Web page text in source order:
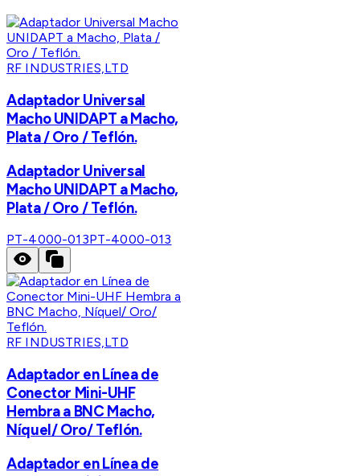
RF INDUSTRIES,LTD
Adaptador Universal
Macho UNIDAPT a Macho,
Plata / Oro / Teflón.
Adaptador Universal
Macho UNIDAPT a Macho,
Plata / Oro / Teflón.
PT-4000-013PT-4000-013
RF INDUSTRIES,LTD
Adaptador en Línea de
Conector Mini-UHF
Hembra a BNC Macho,
Níquel/ Oro/ Teflón.
Adaptador en Línea de